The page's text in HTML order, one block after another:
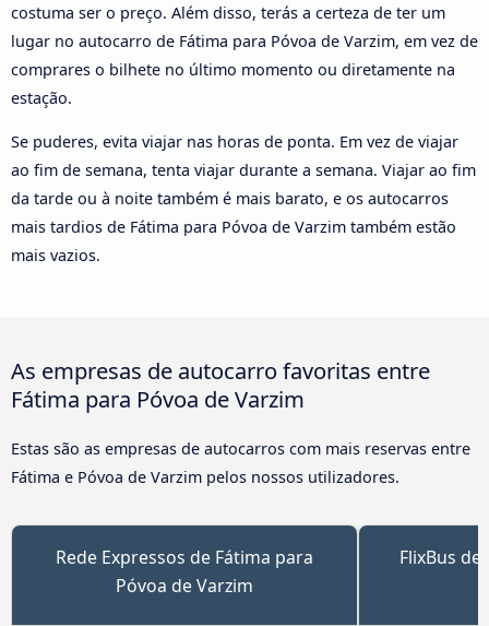
costuma ser o preço. Além disso, terás a certeza de ter um
lugar no autocarro de Fátima para Póvoa de Varzim, em vez de
comprares o bilhete no último momento ou diretamente na
estação.
Se puderes, evita viajar nas horas de ponta. Em vez de viajar
ao fim de semana, tenta viajar durante a semana. Viajar ao fim
da tarde ou à noite também é mais barato, e os autocarros
mais tardios de Fátima para Póvoa de Varzim também estão
mais vazios.
As empresas de autocarro favoritas entre
Fátima para Póvoa de Varzim
Estas são as empresas de autocarros com mais reservas entre
Fátima e Póvoa de Varzim pelos nossos utilizadores.
Rede Expressos de Fátima para
Póvoa de Varzim
FlixBus